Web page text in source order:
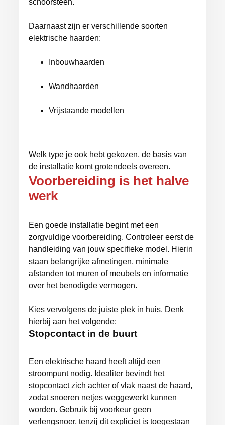
schoorsteen.
Daarnaast zijn er verschillende soorten
elektrische haarden:
Inbouwhaarden
Wandhaarden
Vrijstaande modellen
Welk type je ook hebt gekozen, de basis van
de installatie komt grotendeels overeen.
Voorbereiding is het halve
werk
Een goede installatie begint met een
zorgvuldige voorbereiding. Controleer eerst de
handleiding van jouw specifieke model. Hierin
staan belangrijke afmetingen, minimale
afstanden tot muren of meubels en informatie
over het benodigde vermogen.
Kies vervolgens de juiste plek in huis. Denk
hierbij aan het volgende:
Stopcontact in de buurt
Een elektrische haard heeft altijd een
stroompunt nodig. Idealiter bevindt het
stopcontact zich achter of vlak naast de haard,
zodat snoeren netjes weggewerkt kunnen
worden. Gebruik bij voorkeur geen
verlengsnoer, tenzij dit expliciet is toegestaan